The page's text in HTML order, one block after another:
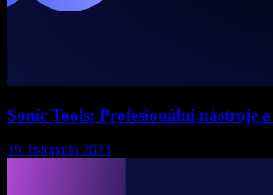
Sonic Tools: Profesionální nástroje
19. listopadu 2023